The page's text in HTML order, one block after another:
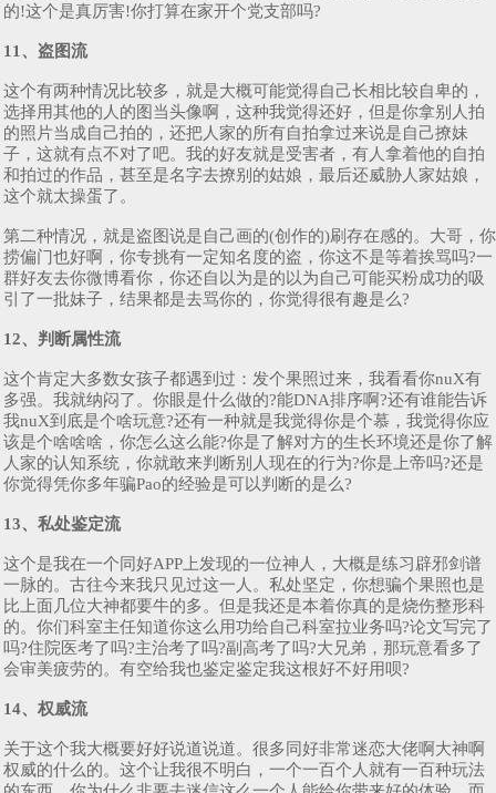
的!这个是真厉害!你打算在家开个党支部吗?
11、盗图流
这个有两种情况比较多，就是大概可能觉得自己长相比较自卑的，
选择用其他的人的图当头像啊，这种我觉得还好，但是你拿别人拍
的照片当成自己拍的，还把人家的所有自拍拿过来说是自己撩妹
子，这就有点不对了吧。我的好友就是受害者，有人拿着他的自拍
和拍过的作品，甚至是名字去撩别的姑娘，最后还威胁人家姑娘，
这个就太操蛋了。
第二种情况，就是盗图说是自己画的(创作的)刷存在感的。大哥，你
捞偏门也好啊，你专挑有一定知名度的盗，你这不是等着挨骂吗?一
群好友去你微博看你，你还自以为是的以为自己可能买粉成功的吸
引了一批妹子，结果都是去骂你的，你觉得很有趣是么?
12、判断属性流
这个肯定大多数女孩子都遇到过：发个果照过来，我看看你nuX有
多强。我就纳闷了。你眼是什么做的?能DNA排序啊?还有谁能告诉
我nuX到底是个啥玩意?还有一种就是我觉得你是个慕，我觉得你应
该是个啥啥啥，你怎么这么能?你是了解对方的生长环境还是你了解
人家的认知系统，你就敢来判断别人现在的行为?你是上帝吗?还是
你觉得凭你多年骗Pao的经验是可以判断的是么?
13、私处鉴定流
这个是我在一个同好APP上发现的一位神人，大概是练习辟邪剑谱
一脉的。古往今来我只见过这一人。私处坚定，你想骗个果照也是
比上面几位大神都要牛的多。但是我还是本着你真的是烧伤整形科
的。你们科室主任知道你这么用功给自己科室拉业务吗?论文写完了
吗?住院医考了吗?主治考了吗?副高考了吗?大兄弟，那玩意看多了
会审美疲劳的。有空给我也鉴定鉴定我这根好不好用呗?
14、权威流
关于这个我大概要好好说道说道。很多同好非常迷恋大佬啊大神啊
权威的什么的。这个让我很不明白，一个一百个人就有一百种玩法